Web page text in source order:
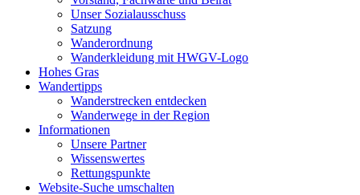
Unser Sozialausschuss
Satzung
Wanderordnung
Wanderkleidung mit HWGV-Logo
Hohes Gras
Wandertipps
Wanderstrecken entdecken
Wanderwege in der Region
Informationen
Unsere Partner
Wissenswertes
Rettungspunkte
Website-Suche umschalten